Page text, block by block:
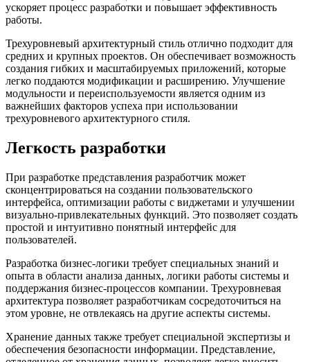
ускоряет процесс разработки и повышает эффективность
работы.
Трехуровневый архитектурный стиль отлично подходит для
средних и крупных проектов. Он обеспечивает возможность
создания гибких и масштабируемых приложений, которые
легко поддаются модификации и расширению. Улучшение
модульности и переиспользуемости является одним из
важнейших факторов успеха при использовании
трехуровневого архитектурного стиля.
Легкость разработки
При разработке представления разработчик может
сконцентрироваться на создании пользовательского
интерфейса, оптимизации работы с виджетами и улучшении
визуально-привлекательных функций. Это позволяет создать
простой и интуитивно понятный интерфейс для
пользователей.
Разработка бизнес-логики требует специальных знаний и
опыта в области анализа данных, логики работы системы и
поддержания бизнес-процессов компании. Трехуровневая
архитектура позволяет разработчикам сосредоточиться на
этом уровне, не отвлекаясь на другие аспекты системы.
Хранение данных также требует специальной экспертизы и
обеспечения безопасности информации. Представление,